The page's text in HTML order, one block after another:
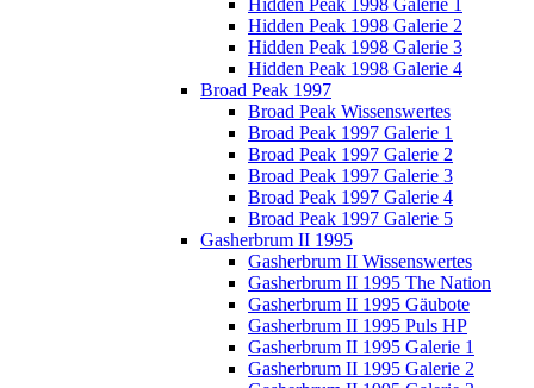
Hidden Peak 1998 Galerie 2
Hidden Peak 1998 Galerie 3
Hidden Peak 1998 Galerie 4
Broad Peak 1997
Broad Peak Wissenswertes
Broad Peak 1997 Galerie 1
Broad Peak 1997 Galerie 2
Broad Peak 1997 Galerie 3
Broad Peak 1997 Galerie 4
Broad Peak 1997 Galerie 5
Gasherbrum II 1995
Gasherbrum II Wissenswertes
Gasherbrum II 1995 The Nation
Gasherbrum II 1995 Gäubote
Gasherbrum II 1995 Puls HP
Gasherbrum II 1995 Galerie 1
Gasherbrum II 1995 Galerie 2